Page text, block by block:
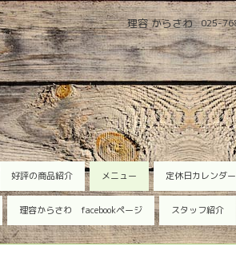
025-
理容 からさわ
好評の商品紹介 メニュー 定休日カレンダー
理容からさわ facebookページ スタッフ紹介